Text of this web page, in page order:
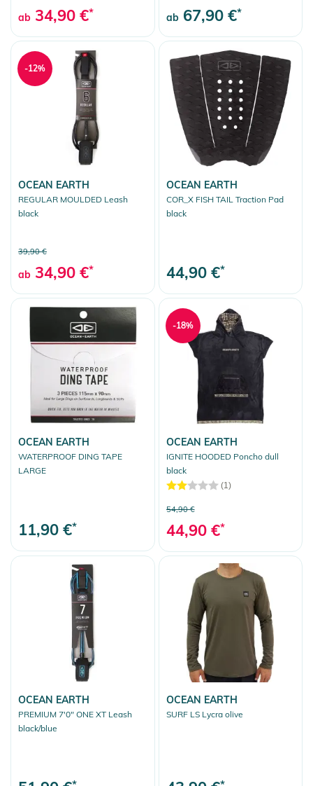
ab 34,90 €* ab 67,90 €*
OCEAN EARTH
REGULAR MOULDED Leash
black
39,90 €
ab 34,90 €*
-12%
OCEAN EARTH
COR_X FISH TAIL Traction Pad
black
44,90 €*
OCEAN EARTH
WATERPROOF DING TAPE
LARGE
11,90 €*
OCEAN EARTH
IGNITE HOODED Poncho dull
black
(1)
54,90 €
44,90 €*
-18%
OCEAN EARTH
PREMIUM 7'0" ONE XT Leash
black/blue
OCEAN EARTH
SURF LS Lycra olive